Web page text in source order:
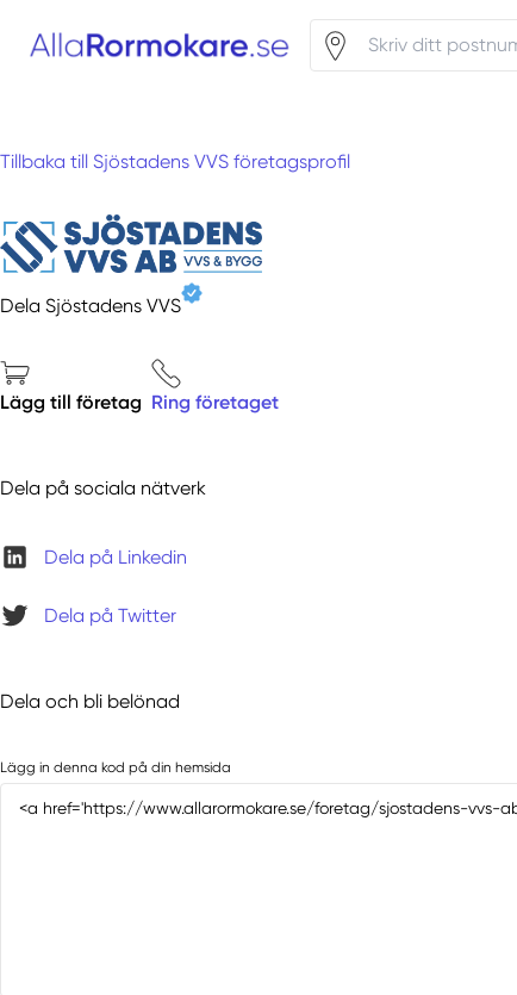
Tillbaka till Sjöstadens VVS företagsprofil
Dela Sjöstadens VVS
Lägg till företag Ring företaget
Dela på sociala nätverk
Dela på Linkedin
Dela på Twitter
Dela och bli belönad
Lägg in denna kod på din hemsida